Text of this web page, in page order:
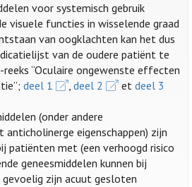
voor systemisch gebruik
visuele functies in wisselende graad
van oogklachten kan het dus
van de oudere patiënt te
“Oculaire ongewenste effecten
deel 1 ,deel 2 etdeel 3
(onder andere
anticholinerge eigenschappen) zijn
patiënten met (een verhoogd risico
geneesmiddelen kunnen bij
gevoelig zijn acuut gesloten